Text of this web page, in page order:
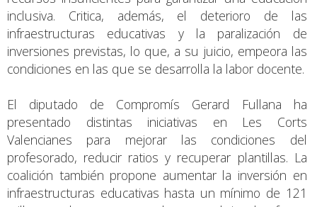
inclusiva. Critica, además, el deterioro de las
infraestructuras educativas y la paralización de
inversiones previstas, lo que, a su juicio, empeora las
condiciones en las que se desarrolla la labor docente.
El diputado de Compromís Gerard Fullana ha
presentado distintas iniciativas en Les Corts
Valencianes para mejorar las condiciones del
profesorado, reducir ratios y recuperar plantillas. La
coalición también propone aumentar la inversión en
infraestructuras educativas hasta un mínimo de 121